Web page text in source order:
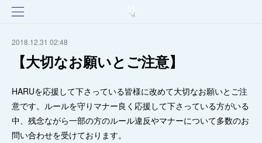
2018.12.31 02:48
【大切なお願いとご注意】
HARUを応援して下さっている皆様に改めて大切なお願いとご注
意です。ルールを守りマナー良く応援して下さっている方がいる
中、残念ながら一部の方のルール違反やマナーについて多数のお
問い合わせを受けております。